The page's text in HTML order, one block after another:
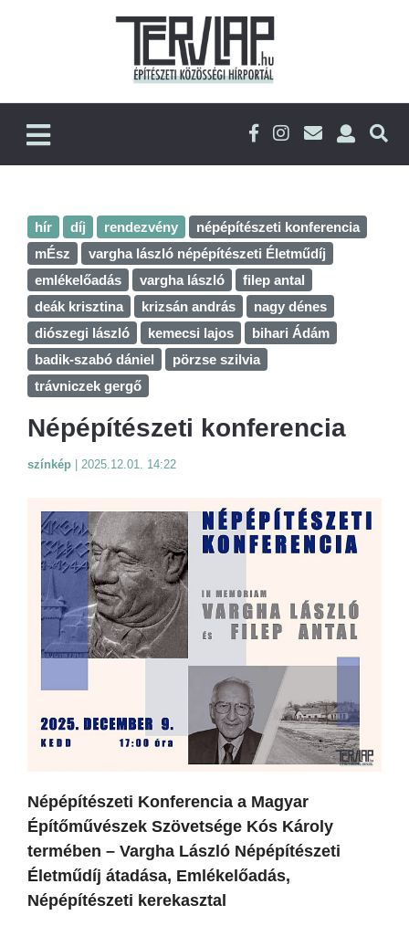
hír díj rendezvény
népépítészeti konferencia
mÉsz
vargha lászló népépítészeti Életműdíj
emlékelőadás
vargha lászló
filep antal
deák krisztina
krizsán andrás
nagy dénes
diószegi lászló
kemecsi lajos
bihari Ádám
badik-szabó dániel
pörzse szilvia
trávniczek gergő
Népépítészeti konferencia
színkép 2025.12.01. 14:22
Népépítészeti Konferencia a Magyar
Építőművészek Szövetsége Kós Károly
termében – Vargha László Népépítészeti
Életműdíj átadása, Emlékelőadás,
Népépítészeti kerekasztal